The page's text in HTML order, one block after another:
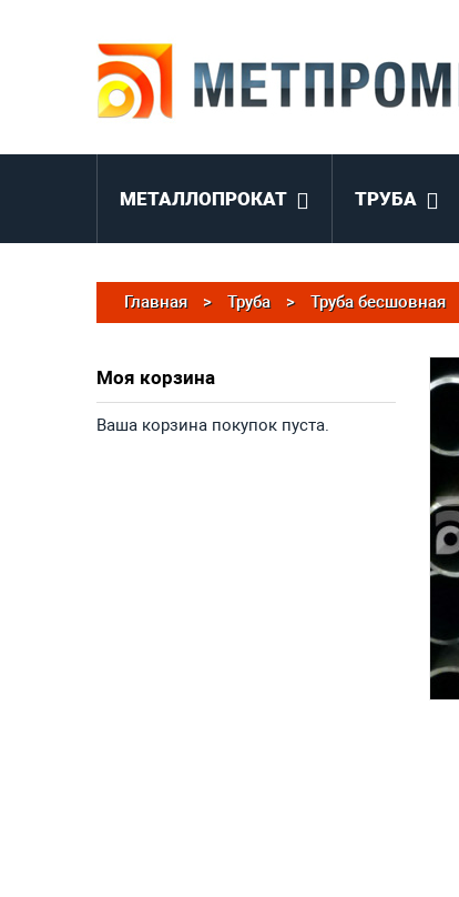
МЕТАЛЛОПРОКАТ ТРУБА
Главная > Труба > Труба бесшовная
Моя корзина
Ваша корзина покупок пуста.